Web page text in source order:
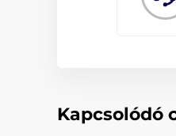
Kapcsolódó